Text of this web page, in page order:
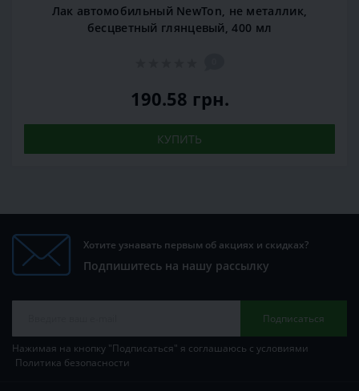
Лак автомобильный NewTon, не металлик,
бесцветный глянцевый, 400 мл
190.58 грн.
КУПИТЬ
Хотите узнавать первым об акциях и скидках?
Подпишитесь на нашу рассылку
Подписаться
Нажимая на кнопку "Подписаться" я соглашаюсь с условиями
Политика безопасности